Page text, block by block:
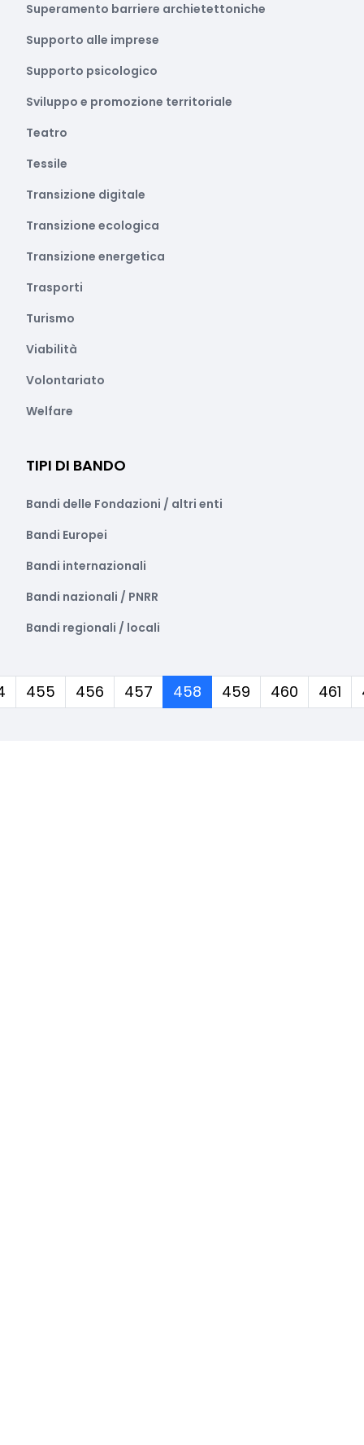
Superamento barriere archietettoniche
Supporto alle imprese
Supporto psicologico
Sviluppo e promozione territoriale
Teatro
Tessile
Transizione digitale
Transizione ecologica
Transizione energetica
Trasporti
Turismo
Viabilità
Volontariato
Welfare
TIPI DI BANDO
Bandi delle Fondazioni / altri enti
Bandi Europei
Bandi internazionali
Bandi nazionali / PNRR
Bandi regionali / locali
455 456 457 458(corrente)
459 460 461